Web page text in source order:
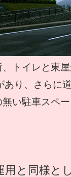
トイレと東
り、さらに
無い駐車スペ
用と同様と